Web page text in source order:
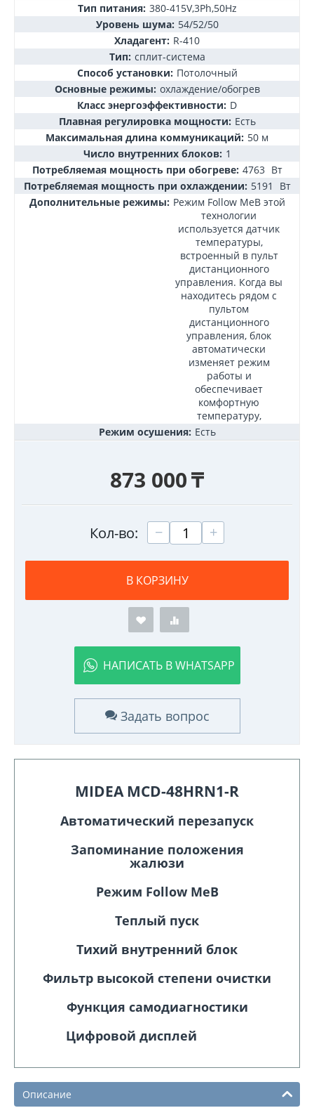
Тип питания: 380-415V,3Ph,50Hz
Уровень шума: 54/52/50
Хладагент: R-410
Тип: сплит-система
Способ установки: Потолочный
Основные режимы: охлаждение/обогрев
Класс энергоэффективности: D
Плавная регулировка мощности: Есть
Максимальная длина коммуникаций: 50 м
Число внутренних блоков: 1
Потребляемая мощность при обогреве: 4763 Вт
Потребляемая мощность при охлаждении: 5191
Вт
Дополнительные режимы: Режим Follow MeВ этой
технологии
используется датчик
температуры,
встроенный в пульт
дистанционного
управления. Когда вы
находитесь рядом с
пультом
дистанционного
управления, блок
автоматически
изменяет режим
работы и
обеспечивает
комфортную
температуру,
Режим осушения: Есть
873 000₸
Кол-во: +
−
В КОРЗИНУ
НАПИСАТЬ В WHATSAPP
Задать вопрос
MIDEA MCD-48HRN1-R
Автоматический перезапуск
Запоминание положения
жалюзи
Режим Follow MeВ
Теплый пуск
Тихий внутренний блок
Фильтр высокой степени очистки
Функция самодиагностики
Цифровой дисплей
Описание